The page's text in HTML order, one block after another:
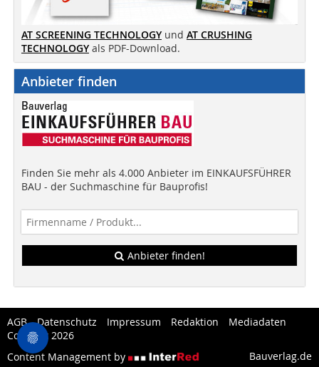
AT SCREENING TECHNOLOGY und AT CRUSHING
TECHNOLOGY als PDF-Download.
Anbieter finden
Finden Sie mehr als 4.000 Anbieter im EINKAUFSFÜHRER
BAU - der Suchmaschine für Bauprofis!
Anbieter finden!
AGB Datenschutz Impressum Redaktion
Mediadaten
Copytest 2026
Content Management by
Bauverlag.de